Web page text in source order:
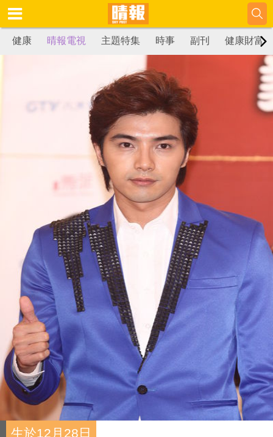
健康 晴報電視 主題特集 時事 副刊 健康財富
生於12月28日